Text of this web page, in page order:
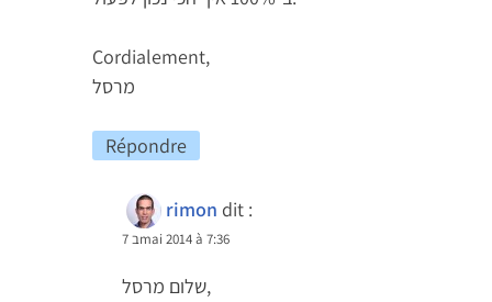
Cordialement,
מרסל
Répondre
rimon dit :
7 בmai 2014 à 7:36
שלום מרסל,